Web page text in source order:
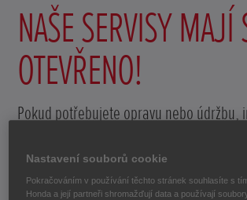
NAŠE SERVISY MAJÍ
OTEVŘENO!
Pokud potřebujete opravu nebo údržbu,
prodejny jsou Vám teamy našich prodejců
telefonu nebo e-mailu.
Nastavení souborů cookie
Pokračováním v používání těchto stránek souhlasíte s
Honda a její partneři shromažďují data a používají